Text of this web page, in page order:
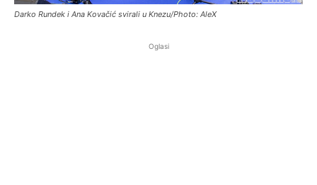
Darko Rundek i Ana Kovačić svirali u Knezu/Photo: AleX
Oglasi